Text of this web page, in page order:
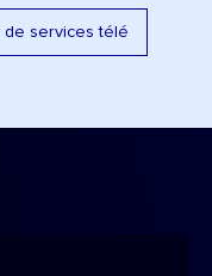
services télé